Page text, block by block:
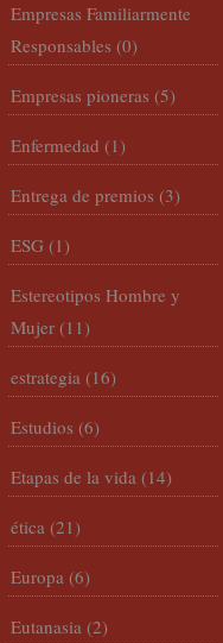
Empresas Familiarmente
Responsables (0)
Empresas pioneras (5)
Enfermedad (1)
Entrega de premios (3)
ESG (1)
Estereotipos Hombre y
Mujer (11)
estrategia (16)
Estudios (6)
Etapas de la vida (14)
ética (21)
Europa (6)
Eutanasia (2)